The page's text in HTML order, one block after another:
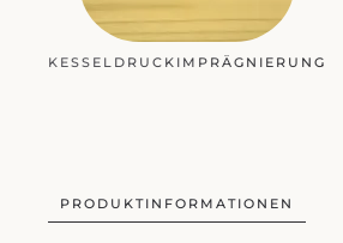
KESSELDRUCKIMPRÄGNIERUNG
PRODUKTINFORMATIONEN